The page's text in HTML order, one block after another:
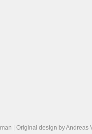
| Original design byAndreas